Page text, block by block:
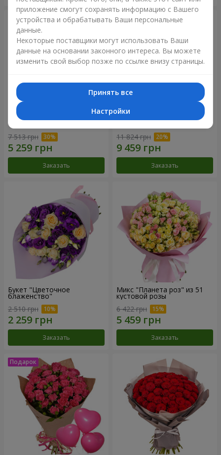
Букет "Сила Любви!"
7 513 грн
Заказать
Романтический букет
11 824 грн
Заказать
Букет "Цветочное
блаженство"
2 510 грн
Заказать
Микс "Планета роз" из 51
кустовой розы
6 422 грн
Заказать
приложение смогут сохранять информацию с Вашего
устройства и обрабатывать Ваши персональные
данные.
Некоторые поставщики могут использовать Ваши
данные на основании законного интереса. Вы можете
изменить свой выбор позже по ссылке внизу страницы.
Принять все
Настройки